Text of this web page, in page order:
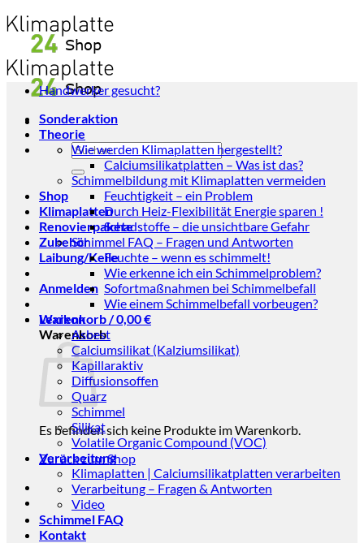
Suchen
nach:
Shop
Klimaplatten
Renovierpakete
Zubehör
Laibung/Keile
Anmelden
Warenkorb /0,00€
Warenkorb
Es befinden sich keine Produkte im Warenkorb.
Zurück zum Shop
Handwerker gesucht?
Sonderaktion
Theorie
Wie werden Klimaplatten hergestellt?
Calciumsilikatplatten – Was ist das?
Schimmelbildung mit Klimaplatten vermeiden
Feuchtigkeit – ein Problem
Durch Heiz-Flexibilität Energie sparen !
Schadstoffe – die unsichtbare Gefahr
Schimmel FAQ – Fragen und Antworten
Feuchte – wenn es schimmelt!
Wie erkenne ich ein Schimmelproblem?
Sofortmaßnahmen bei Schimmelbefall
Wie einem Schimmelbefall vorbeugen?
Lexikon
Asbest
Calciumsilikat (Kalziumsilikat)
Kapillaraktiv
Diffusionsoffen
Quarz
Schimmel
Silikat
Volatile Organic Compound (VOC)
Verarbeitung
Klimaplatten | Calciumsilikatplatten verarbeiten
Verarbeitung – Fragen & Antworten
Video
Schimmel FAQ
Kontakt